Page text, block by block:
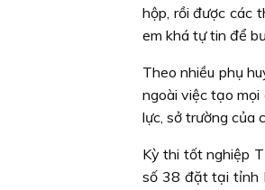
hộp, rồi được các
em khá tự tin để
Theo nhiều phụ
ngoài việc tạo mọi
lực, sở trường của
Kỳ thi tốt nghiệp
số 38 đặt tại tỉnh